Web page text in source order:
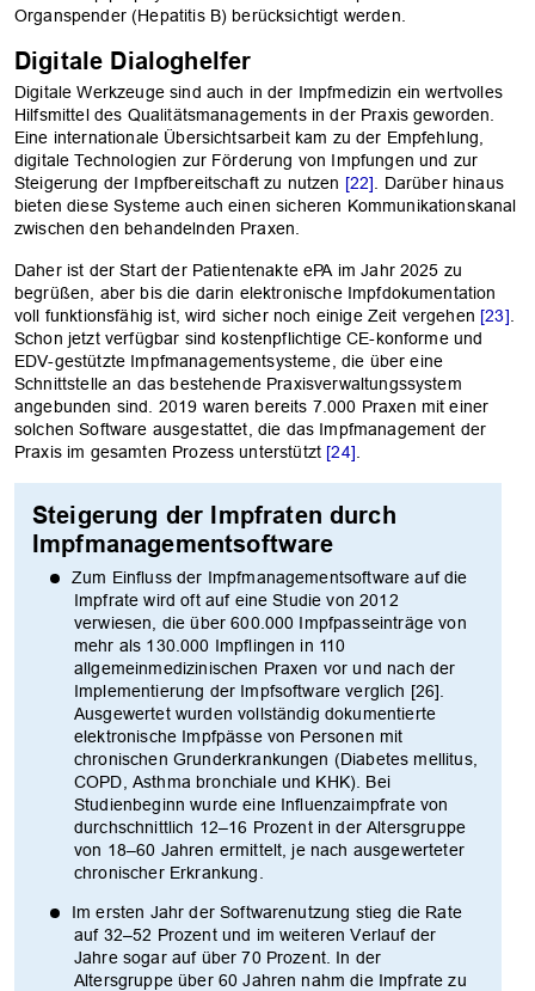
Organspender (Hepatitis B) berücksichtigt werden.
Digitale Dialoghelfer
Digitale Werkzeuge sind auch in der Impfmedizin ein wertvolles
Hilfsmittel des Qualitätsmanagements in der Praxis geworden.
Eine internationale Übersichtsarbeit kam zu der Empfehlung,
digitale Technologien zur Förderung von Impfungen und zur
Steigerung der Impfbereitschaft zu nutzen [22] . Darüber hinaus
bieten diese Systeme auch einen sicheren Kommunikationskanal
zwischen den behandelnden Praxen.
Daher ist der Start der Patientenakte ePA im Jahr 2025 zu
begrüßen, aber bis die darin elektronische Impfdokumentation
voll funktionsfähig ist, wird sicher noch einige Zeit vergehen [23]
Schon jetzt verfügbar sind kostenpflichtige CE-konforme und
EDV-gestützte Impfmanagementsysteme, die über eine
Schnittstelle an das bestehende Praxisverwaltungssystem
angebunden sind. 2019 waren bereits 7.000 Praxen mit einer
solchen Software ausgestattet, die das Impfmanagement der
Praxis im gesamten Prozess unterstützt [24]
Steigerung der Impfraten durch
Impfmanagementsoftware
Zum Einfluss der Impfmanagementsoftware auf die
Impfrate wird oft auf eine Studie von 2012
verwiesen, die über 600.000 Impfpasseinträge von
mehr als 130.000 Impflingen in 110
allgemeinmedizinischen Praxen vor und nach der
Implementierung der Impfsoftware verglich [26].
Ausgewertet wurden vollständig dokumentierte
elektronische Impfpässe von Personen mit
chronischen Grunderkrankungen (Diabetes mellitus,
COPD, Asthma bronchiale und KHK). Bei
Studienbeginn wurde eine Influenzaimpfrate von
durchschnittlich 12–16 Prozent in der Altersgruppe
von 18–60 Jahren ermittelt, je nach ausgewerteter
chronischer Erkrankung.
Im ersten Jahr der Softwarenutzung stieg die Rate
auf 32–52 Prozent und im weiteren Verlauf der
Jahre sogar auf über 70 Prozent. In der
Altersgruppe über 60 Jahren nahm die Impfrate zu